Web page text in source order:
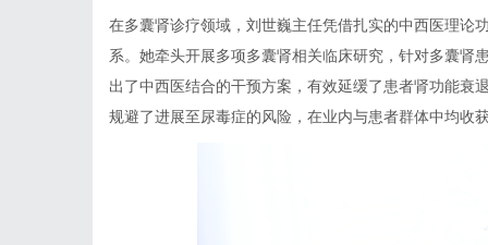
在多囊肾诊疗领域，刘世巍主任凭借扎实的中西医理论
系。她牵头开展多项多囊肾相关临床研究，针对多囊肾
出了中西医结合的干预方案，有效延缓了患者肾功能衰
规避了进展至尿毒症的风险，在业内与患者群体中均收